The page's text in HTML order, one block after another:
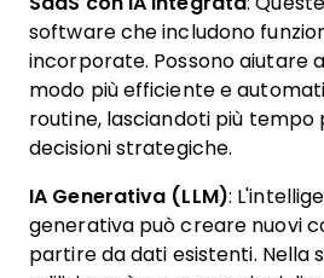
software che includono
incorporate. Possono aiutare
modo più efficiente e
routine, lasciandoti più tempo
decisioni strategiche.
IA Generativa (LLM):
generativa può creare nuovi
partire da dati esistenti. Nella